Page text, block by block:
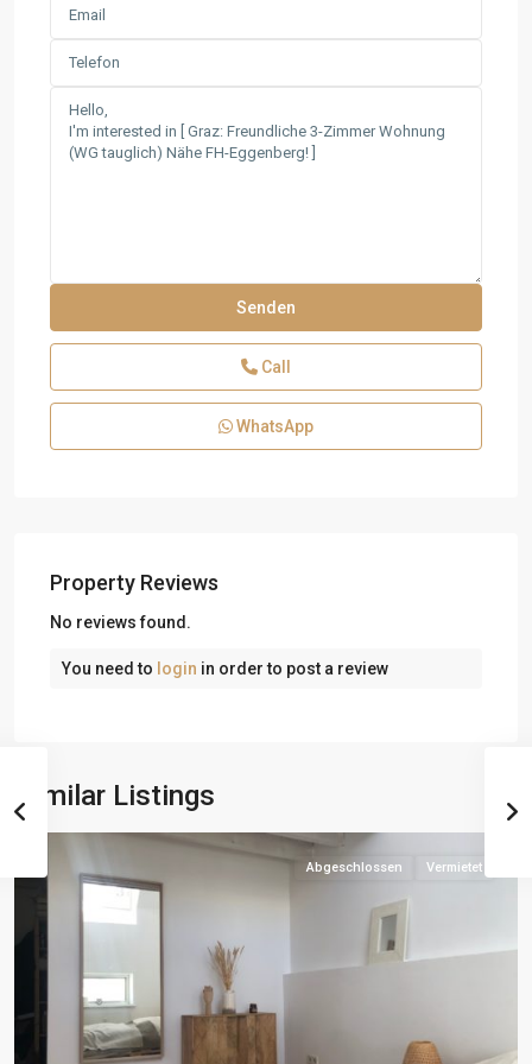
Call
WhatsApp
Property Reviews
No reviews found.
You need to login in order to post a review
Similar Listings
Abgeschlossen Vermietet